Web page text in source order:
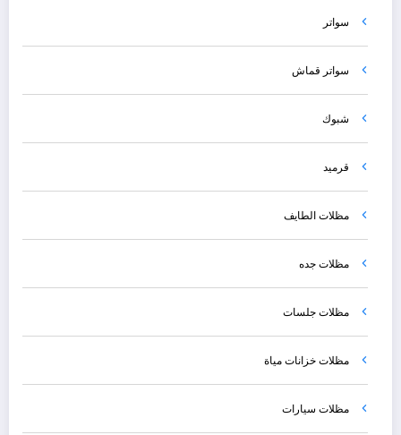
سواتر
سواتر قماش
شبوك
قرميد
مظلات الطايف
مظلات جده
مظلات جلسات
مظلات خزانات مياة
مظلات سيارات